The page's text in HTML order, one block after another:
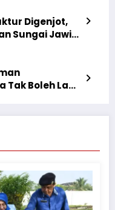
Digenjot,
Sungai Jawi
Tak Boleh Lagi